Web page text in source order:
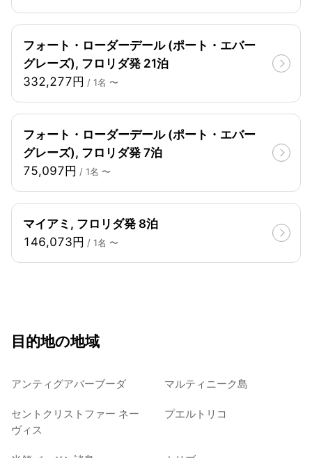
フォート・ローダーデール (ポート・エバー
グレーズ), フロリダ発 21泊
332,277円 / 1名 〜
フォート・ローダーデール (ポート・エバー
グレーズ), フロリダ発 7泊
75,097円 / 1名 〜
マイアミ, フロリダ発 8泊
146,073円 / 1名 〜
目的地の地域
アンティグアバーブーダ マルティニーク島
セントクリストファー ネー
ヴィス
プエルトリコ